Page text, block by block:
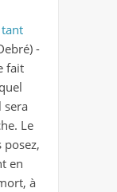
-
fait
sera
Le
en
à